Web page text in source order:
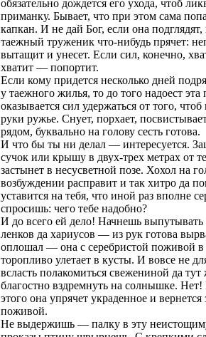
обязательно дождется его ухода, чтоб
приманку. Бывает, что при этом сама
капкан. И не дай Бог, если она подглядят,
таежный труженик что-нибудь прячет:
вытащит и унесет. Если сил, конечно,
хватит — попортит.
Если кому придется несколько дней
у таежного жилья, то до того надоест эта
оказывается сил удержаться от того, чтоб
руки ружье. Снует, порхает,
рядом, буквально на голову сесть готова.
И что бы ты ни делал — интересуется.
сучок или крышу в двух-трех метрах от
застынет в несусветной позе. Хохол на
возбуждении расправит и так хитро да
уставится на тебя, что иной раз вполне
спросишь: чего тебе надобно?
И до всего ей дело! Начнешь выпутывать
ленков да хариусов — из рук готова
оплошал — она с серебристой поживой в
торопливо улетает в кусты. И вовсе не
всласть полакомиться свежениной да тут
благостно вздремнуть на солнышке. Нет!
этого она упрячет украденное и вернется
поживой.
Не выдержишь — палку в эту